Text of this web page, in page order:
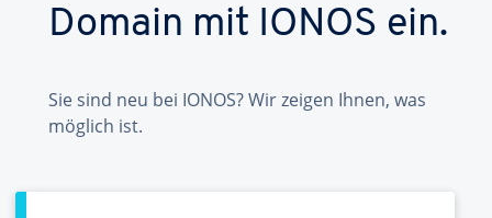
Domain mit IONOS ein.
Sie sind neu bei IONOS? Wir zeigen Ihnen, was
möglich ist.